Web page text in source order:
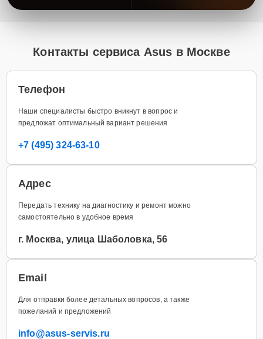
Контакты сервиса Asus в Москве
Телефон
Наши специалисты быстро вникнут в вопрос и
предложат оптимальный вариант решения
+7 (495) 324-63-10
Адрес
Передать технику на диагностику и ремонт можно
самостоятельно в удобное время
г. Москва, улица Шаболовка, 56
Email
Для отправки более детальных вопросов, а также
пожеланий и предложений
info@asus-servis.ru